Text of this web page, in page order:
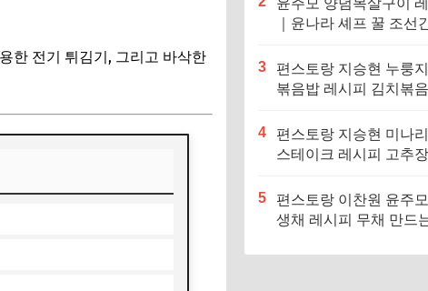
한 전기 튀김기, 그리고 바삭한
윤주모 양념목살구이
｜윤나라 셰프 꿀 조선
3
편스토랑 지승현 누룽
볶음밥 레시피 김치볶
4
편스토랑 지승현 미나
스테이크 레시피 고추
5
편스토랑 이찬원 윤주
생채 레시피 무채 만드